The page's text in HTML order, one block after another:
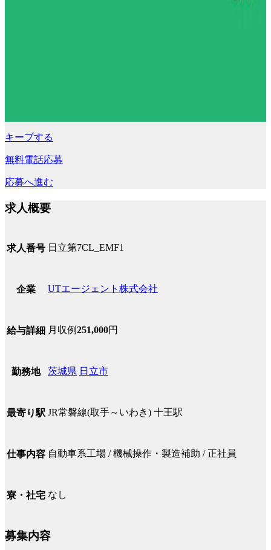
キープする
無料電話応募
応募へ進む
求人概要
求人番号 日立第7CL_EMF1
企業 UTエージェント株式会社
給与詳細 月収例251,000円
勤務地 茨城県 日立市
最寄り駅 JR常磐線(取手～いわき) 十王駅
仕事内容 自動車系工場 / 機械操作・製造補助 / 正社員
寮・社宅 なし
募集内容